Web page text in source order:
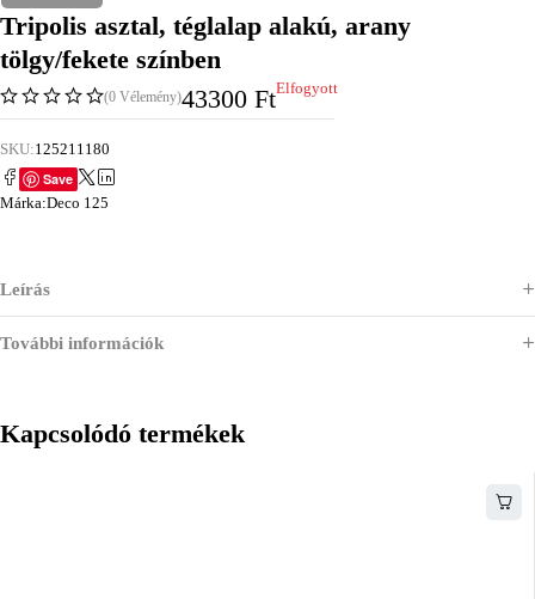
Tripolis asztal, téglalap alakú, arany
tölgy/fekete színben
(0 Vélemény)43300 FtElfogyott
SKU:125211180
Save
Márka:Deco 125
Leírás
További információk
Kapcsolódó termékek